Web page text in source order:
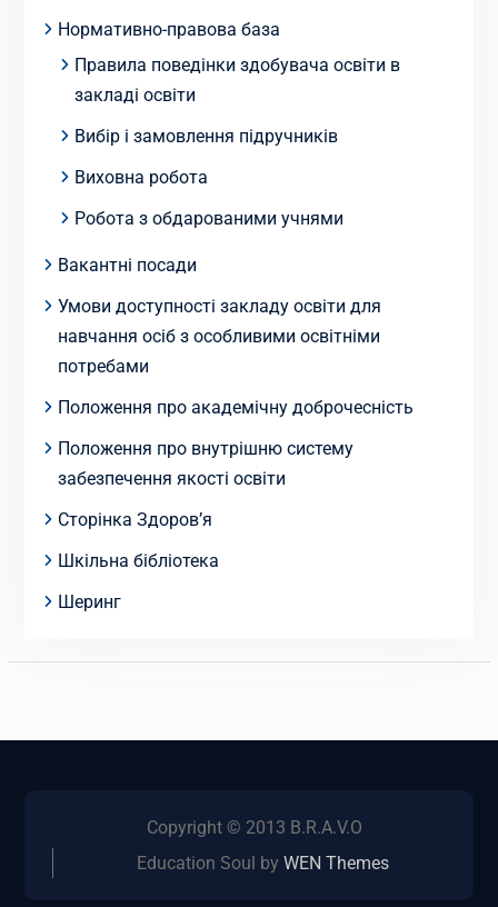
Нормативно-правова база
Правила поведінки здобувача освіти в
закладі освіти
Вибір і замовлення підручників
Виховна робота
Робота з обдарованими учнями
Вакантні посади
Умови доступності закладу освіти для
навчання осіб з особливими освітніми
потребами
Положення про академічну доброчесність
Положення про внутрішню систему
забезпечення якості освіти
Сторінка Здоров’я
Шкільна бібліотека
Шеринг
Copyright © 2013 B.R.A.V.O
Education Soul byWEN Themes